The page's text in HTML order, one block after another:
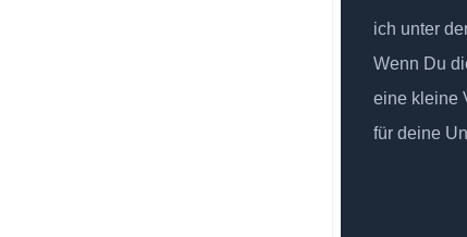
ich unter
Wenn Du
eine kleine
für deine